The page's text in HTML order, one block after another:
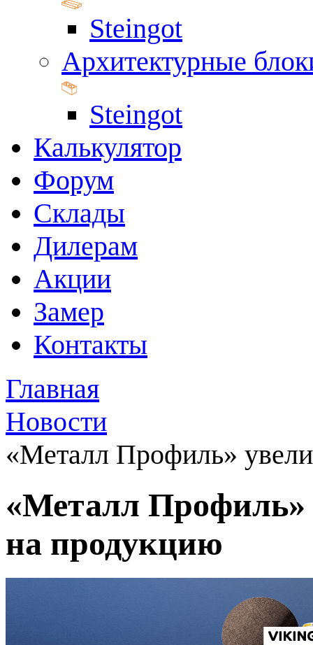
Steingot
Архитектурные
Steingot
Калькулятор
Форум
Склады
Дилерам
Акции
Замер
Контакты
Главная
Новости
«Металл Профиль»
«Металл Профиль»
на продукцию